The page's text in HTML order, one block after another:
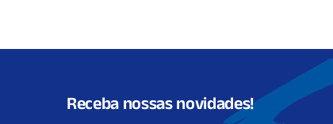
Receba nossas novidades!